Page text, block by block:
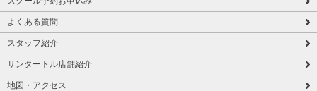
よくある質問
スタッフ紹介
サンタートル店舗紹介
地図・アクセス